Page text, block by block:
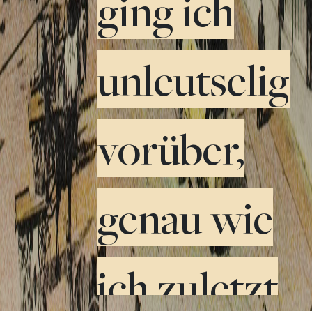
unleutselig
vorüber,
genau wie
ich zuletzt